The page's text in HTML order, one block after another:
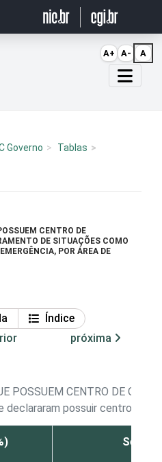
Governo Tablas
CENTRO DE
DE SITUAÇÕES COMO
POR ÁREA DE
Índice
próxima
POSSUEM CENTRO DE
declararam possuir centro de
A+ A- A